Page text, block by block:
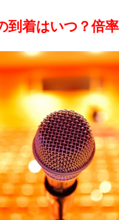
到着はいつ？倍